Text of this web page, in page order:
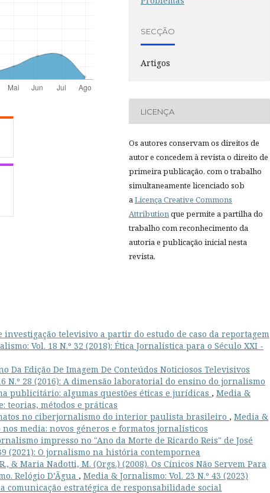
SECÇÃO
Artigos
LICENÇA
Os autores conservam os direitos de
autor e concedem à revista o direito de
primeira publicação, com o trabalho
simultaneamente licenciado sob
aLicença Creative Commons
Attributionque permite a partilha do
trabalho com reconhecimento da
autoria e publicação inicial nesta
revista.
televisivo a partir do estudo de caso da reportagem
Vol. 18 N.º 32 (2018): Ética Jornalística para o Século XXI -
Da Edição De Imagem De Conteúdos Noticiosos Televisivos
N.º 28 (2016): A dimensão laboratorial do ensino do jornalismo
publicitário: algumas questões éticas e jurídicas , Media &
teorias, métodos e práticas
no ciberjornalismo do interior paulista brasileiro , Media &
nos media: novos géneros e formatos jornalísticos
impresso no "Ano da Morte de Ricardo Reis" de José
(2021): O jornalismo na história contempornea
& Maria Nadotti, M. (Orgs.) (2008). Os Cínicos Não Servem Para
Relógio D’Ãgua , Media & Jornalismo: Vol. 23 N.º 43 (2023)
comunicação estratégica de responsabilidade social